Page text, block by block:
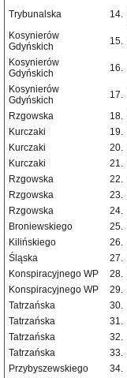
Trybunalska
14.
Kosynierów
Gdyńskich
15.
Kosynierów
Gdyńskich
16.
Kosynierów
Gdyńskich
17.
Rzgowska 18.
Kurczaki
19.
Kurczaki
20.
Kurczaki
21.
Rzgowska
22.
Rzgowska
23.
Rzgowska
24.
Broniewskiego
25.
Kilińskiego
26.
Śląska
27.
Konspiracyjnego WP
28.
Konspiracyjnego WP
29.
Tatrzańska
30.
Tatrzańska
31.
Tatrzańska
32.
Tatrzańska
33.
Przybyszewskiego
34.